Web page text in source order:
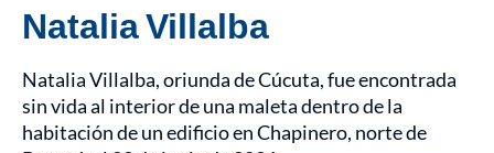
Natalia Villalba
Natalia Villalba, oriunda de Cúcuta, fue encontrada
sin vida al interior de una maleta dentro de la
habitación de un edificio en Chapinero, norte de